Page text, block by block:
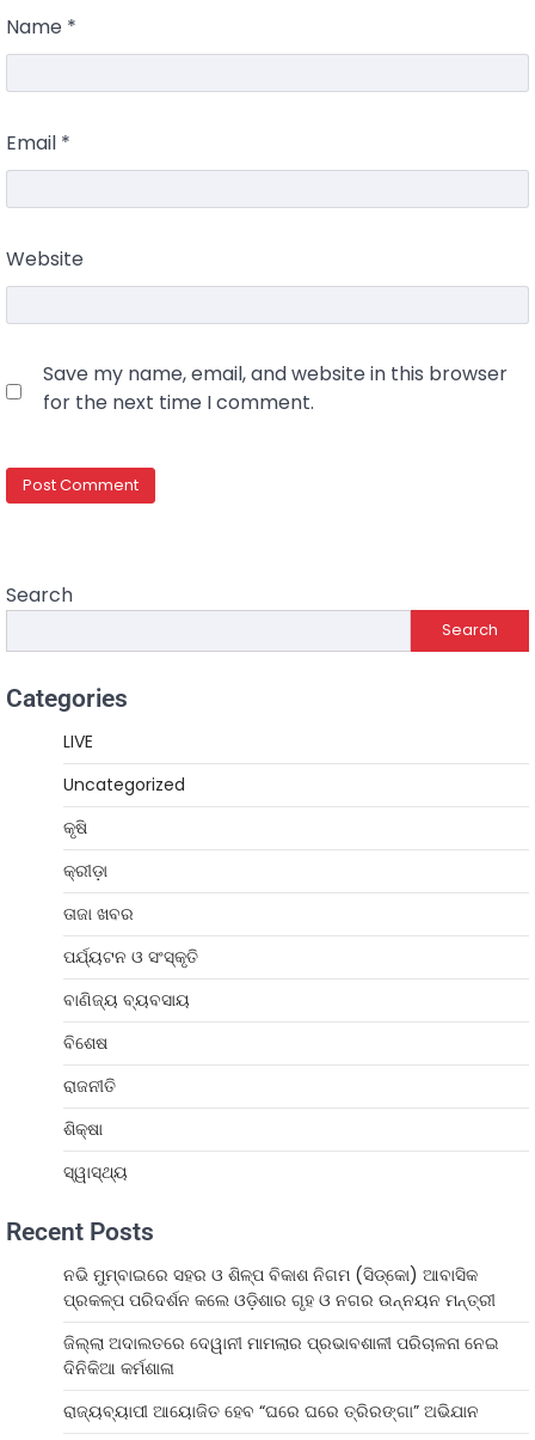
Name *
Email *
Website
Save my name, email, and website in this browser
for the next time I comment.
Search
Search
Categories
LIVE
Uncategorized
କୃଷି
କ୍ରୀଡ଼ା
ତାଜା ଖବର
ପର୍ଯ୍ୟଟନ ଓ ସଂସ୍କୃତି
ବାଣିଜ୍ୟ ବ୍ୟବସାୟ
ବିଶେଷ
ରାଜନୀତି
ଶିକ୍ଷା
ସ୍ୱାସ୍ଥ୍ୟ
Recent Posts
ନଭି ମୁମ୍ବାଇରେ ସହର ଓ ଶିଳ୍ପ ବିକାଶ ନିଗମ (ସିଡ୍‌କୋ) ଆବାସିକ
ପ୍ରକଳ୍ପ ପରିଦର୍ଶନ କଲେ ଓଡ଼ିଶାର ଗୃହ ଓ ନଗର ଉନ୍ନୟନ ମନ୍ତ୍ରୀ
ଜିଲ୍ଲା ଅଦାଲତରେ ଦେୱାନୀ ମାମଲାର ପ୍ରଭାବଶାଳୀ ପରିଚାଳନା ନେଇ
ଦିନିକିଆ କର୍ମଶାଳା
ରାଜ୍ୟବ୍ୟାପୀ ଆୟୋଜିତ ହେବ “ଘରେ ଘରେ ତ୍ରିରଙ୍ଗା” ଅଭିଯାନ